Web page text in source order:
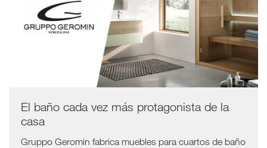
El baño cada vez más protagonista de la
casa
Gruppo Geromin fabrica muebles para cuartos de baño